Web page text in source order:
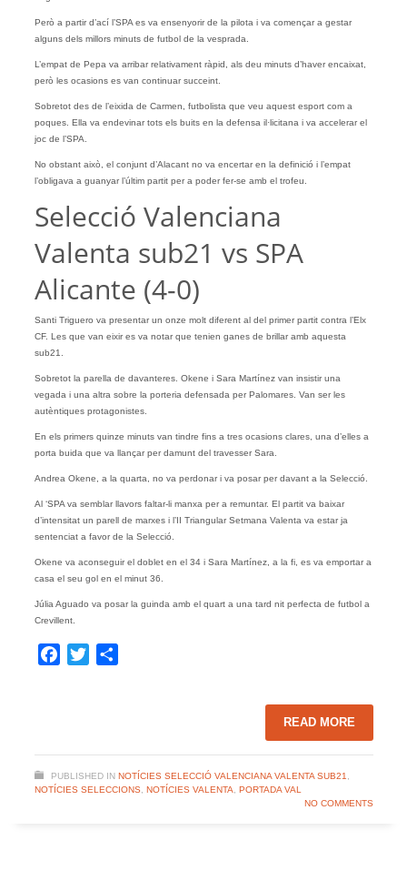
Però a partir d’ací l’SPA es va ensenyorir de la pilota i va començar a gestar
alguns dels millors minuts de futbol de la vesprada.
L’empat de Pepa va arribar relativament ràpid, als deu minuts d’haver encaixat,
però les ocasions es van continuar succeint.
Sobretot des de l’eixida de Carmen, futbolista que veu aquest esport com a
poques. Ella va endevinar tots els buits en la defensa il·licitana i va accelerar el
joc de l’SPA.
No obstant això, el conjunt d’Alacant no va encertar en la definició i l’empat
l’obligava a guanyar l’últim partit per a poder fer-se amb el trofeu.
Selecció Valenciana
Valenta sub21 vs SPA
Alicante (4-0)
Santi Triguero va presentar un onze molt diferent al del primer partit contra l’Elx
CF. Les que van eixir es va notar que tenien ganes de brillar amb aquesta
sub21.
Sobretot la parella de davanteres. Okene i Sara Martínez van insistir una
vegada i una altra sobre la porteria defensada per Palomares. Van ser les
autèntiques protagonistes.
En els primers quinze minuts van tindre fins a tres ocasions clares, una d’elles a
porta buida que va llançar per damunt del travesser Sara.
Andrea Okene, a la quarta, no va perdonar i va posar per davant a la Selecció.
Al ‘SPA va semblar llavors faltar-li manxa per a remuntar. El partit va baixar
d’intensitat un parell de marxes i l’II Triangular Setmana Valenta va estar ja
sentenciat a favor de la Selecció.
Okene va aconseguir el doblet en el 34 i Sara Martínez, a la fi, es va emportar a
casa el seu gol en el minut 36.
Júlia Aguado va posar la guinda amb el quart a una tard nit perfecta de futbol a
Crevillent.
Facebook
Twitter
READ MORE
PUBLISHED IN NOTÍCIES SELECCIÓ VALENCIANA VALENTA SUB21
NOTÍCIES SELECCIONS, NOTÍCIES VALENTA
PORTADA VAL
NO COMMENTS